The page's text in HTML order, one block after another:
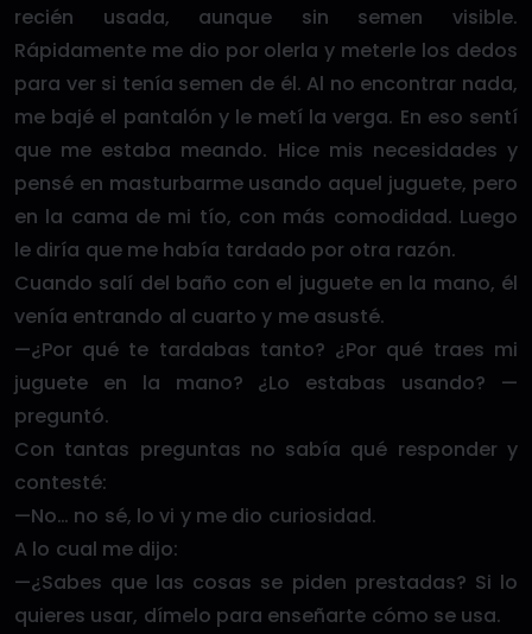
recién usada, aunque sin semen visible.
Rápidamente me dio por olerla y meterle los dedos
para ver si tenía semen de él. Al no encontrar nada,
me bajé el pantalón y le metí la verga. En eso sentí
que me estaba meando. Hice mis necesidades y
pensé en masturbarme usando aquel juguete, pero
en la cama de mi tío, con más comodidad. Luego
le diría que me había tardado por otra razón.
Cuando salí del baño con el juguete en la mano, él
venía entrando al cuarto y me asusté.
—¿Por qué te tardabas tanto? ¿Por qué traes mi
juguete en la mano? ¿Lo estabas usando? —
preguntó.
Con tantas preguntas no sabía qué responder y
contesté:
—No… no sé, lo vi y me dio curiosidad.
A lo cual me dijo:
—¿Sabes que las cosas se piden prestadas? Si lo
quieres usar, dímelo para enseñarte cómo se usa.